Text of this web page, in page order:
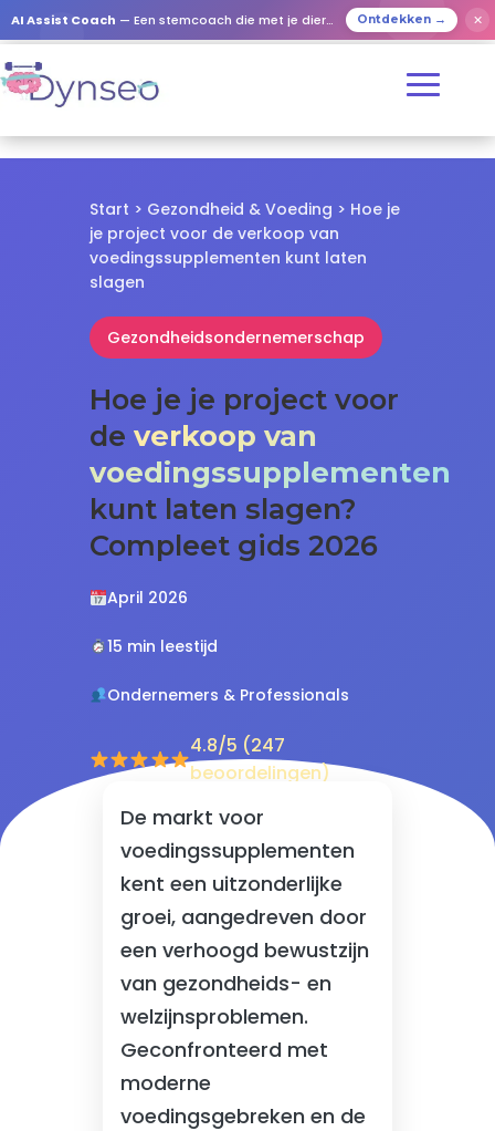
AI Assist Coach — Een stemcoach die met je dierbaren speelt Ontdekken → ✕
Start > Gezondheid & Voeding > Hoe je
je project voor de verkoop van
voedingssupplementen kunt laten
slagen
Gezondheidsondernemerschap
Hoe je je project voor
de verkoop van
voedingssupplementen
kunt laten slagen?
Compleet gids 2026
April 2026
15 min leestijd
Ondernemers & Professionals
4.8/5 (247
beoordelingen)
De markt voor
voedingssupplementen
kent een uitzonderlijke
groei, aangedreven door
een verhoogd bewustzijn
van gezondheids- en
welzijnsproblemen.
Geconfronteerd met
moderne
voedingsgebreken en de